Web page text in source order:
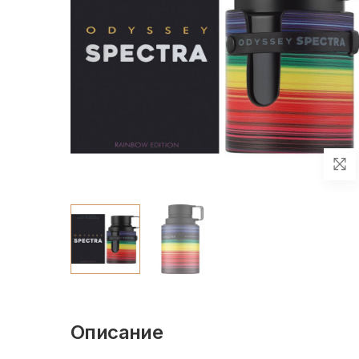
Описание